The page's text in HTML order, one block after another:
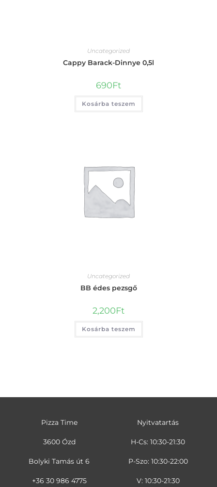
Uncategorized
Cappy Barack-Dinnye 0,5l
690Ft
Kosárba teszem
Uncategorized
BB édes pezsgő
2,200Ft
Kosárba teszem
Pizza Time
3600 Ózd
Bolyki Tamás út 6
+36 30 986 4775
Nyitvatartás
H-Cs: 10:30-21:30
P-Szo: 10:30-22:00
V: 10:30-21:30